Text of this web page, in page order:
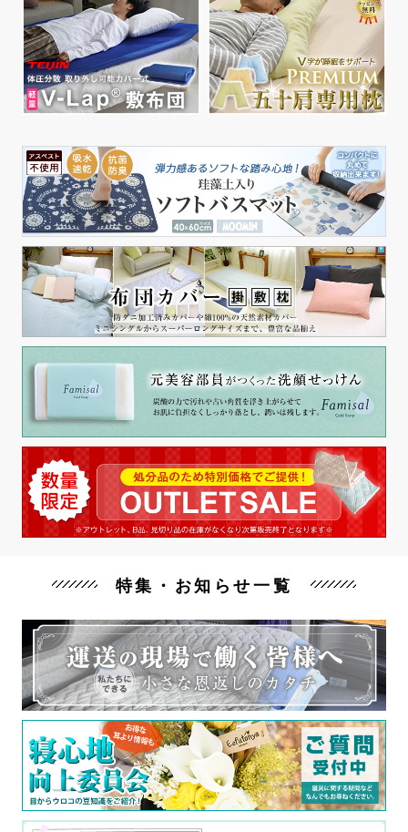
特集・お知らせ一覧